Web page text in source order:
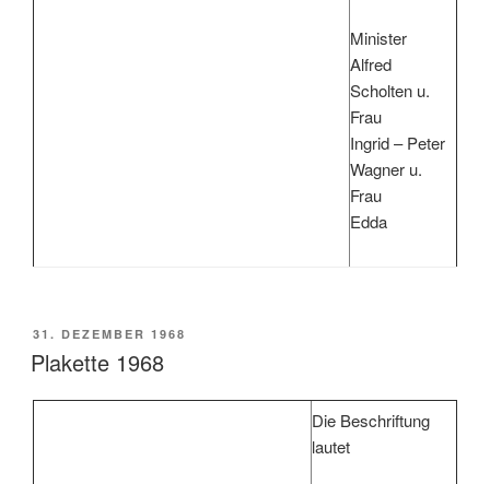
Minister
Alfred
Scholten u.
Frau
Ingrid – Peter
Wagner u.
Frau
Edda
VERÖFFENTLICHT
AM
31. DEZEMBER 1968
Plakette 1968
Die Beschriftung
lautet